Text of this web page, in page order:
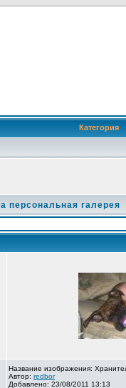
Категория
персональная галерея
Название изображения:
Автор: redbor
Добавлено: 23/08/2011 13:13